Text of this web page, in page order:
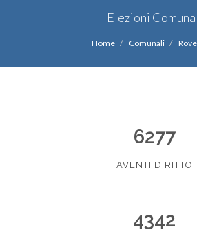
Elezioni
Home Comunali
6277
AVENTI DIRITTO
4342